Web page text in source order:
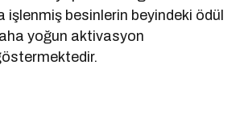
işlenmiş besinlerin beyindeki ödül
yoğun aktivasyon